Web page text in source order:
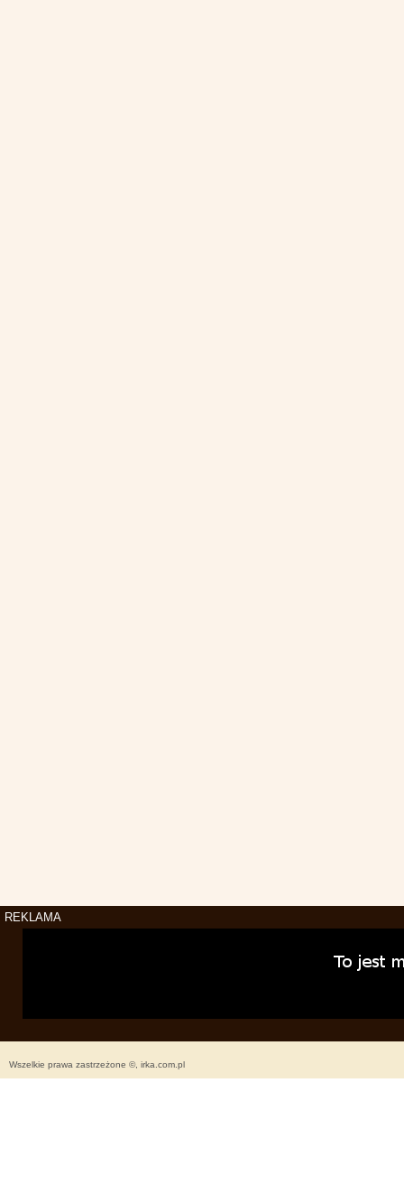
REKLAMA
Wszelkie prawa zastrzeżone ©, irka.com.pl